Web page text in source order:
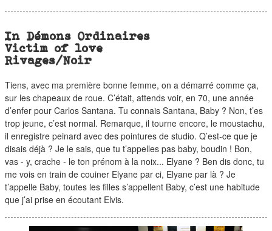
In Démons Ordinaires
Victim of love
Rivages/Noir
Tiens, avec ma première bonne femme, on a démarré comme ça,
sur les chapeaux de roue. C’était, attends voir, en 70, une année
d’enfer pour Carlos Santana. Tu connais Santana, Baby ? Non, t’es
trop jeune, c’est normal. Remarque, il tourne encore, le moustachu,
il enregistre peinard avec des pointures de studio. Q’est-ce que je
disais déjà ? Je le sais, que tu t’appelles pas baby, boudin ! Bon,
vas - y, crache - le ton prénom à la noix... Elyane ? Ben dis donc, tu
me vois en train de couiner Elyane par ci, Elyane par là ? Je
t’appelle Baby, toutes les filles s’appellent Baby, c’est une habitude
que j’ai prise en écoutant Elvis.